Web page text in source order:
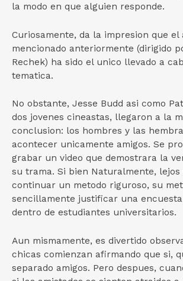
la modo en que alguien responde.
Curiosamente, da la impresion que el
mencionado anteriormente (dirigido
Rechek) ha sido el unico llevado a
tematica.
No obstante, Jesse Budd asi­ como
dos jovenes cineastas, llegaron a la
conclusion: los hombres y las
acontecer unicamente amigos. Se
grabar un video que demostrara la
su trama. Si bien Naturalmente, lejos
continuar un metodo riguroso, su
sencillamente justificar una
dentro de estudiantes universitarios.
Aun mismamente, es divertido
chicas comienzan afirmando que si,
separado amigos. Pero despues,